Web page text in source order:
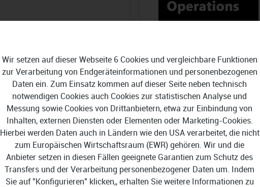
Xentral ERP
99,00 €
Sage Operations
189,00 €
Wir setzen auf dieser Webseite 6 Cookies und vergleichbare Funktionen
zur Verarbeitung von Endgeräteinformationen und personenbezogenen
Daten ein. Zum Einsatz kommen auf dieser Seite neben technisch
notwendigen Cookies auch Cookies zur statistischen Analyse und
Messung sowie Cookies von Drittanbietern, etwa zur Einbindung von
Inhalten, externen Diensten oder Elementen oder Marketing-Cookies.
Hierbei werden Daten auch in Ländern wie den USA verarbeitet, die nicht
zum Europäischen Wirtschaftsraum (EWR) gehören. Wir und die
Anbieter setzen in diesen Fällen geeignete Garantien zum Schutz des
Transfers und der Verarbeitung personenbezogener Daten um. Indem
Sie auf "Konfigurieren" klicken,, erhalten Sie weitere Informationen zu